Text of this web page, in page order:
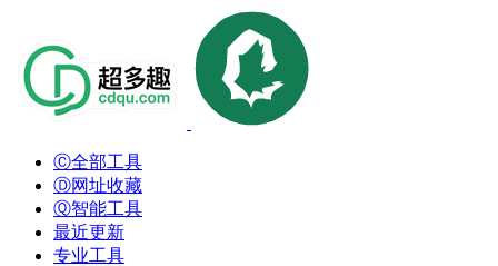
Ⓒ全部工具
Ⓓ网址收藏
Ⓠ智能工具
最近更新
专业工具